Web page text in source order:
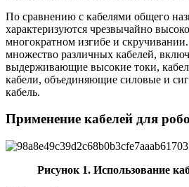
По сравнению с кабелями общего
характеризуются чрезвычайно
многократном изгибе и
множество различных кабелей,
выдерживающие высокие токи,
кабели, объединяющие силовые и
кабель.
Применение кабелей для
Рисунок 1. Использование